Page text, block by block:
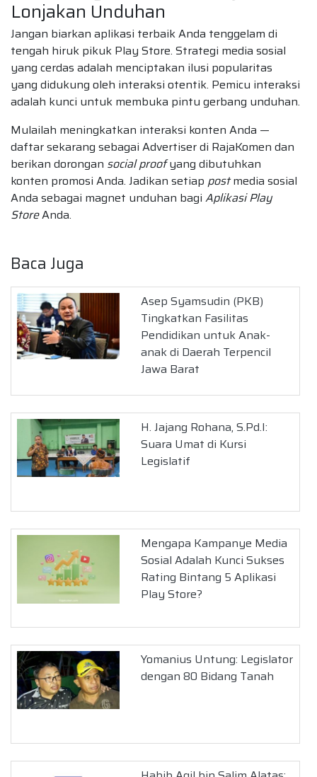
Lonjakan Unduhan
Jangan biarkan aplikasi terbaik Anda tenggelam di
tengah hiruk pikuk Play Store. Strategi media sosial
yang cerdas adalah menciptakan ilusi popularitas
yang didukung oleh interaksi otentik. Pemicu interaksi
adalah kunci untuk membuka pintu gerbang unduhan.
Mulailah meningkatkan interaksi konten Anda —
daftar sekarang sebagai Advertiser di RajaKomen dan
berikan dorongan social proofyang dibutuhkan
konten promosi Anda. Jadikan setiap postmedia sosial
Anda sebagai magnet unduhan bagi Aplikasi Play
StoreAnda.
Baca Juga
Asep Syamsudin (PKB)
Tingkatkan Fasilitas
Pendidikan untuk Anak-
anak di Daerah Terpencil
Jawa Barat
H. Jajang Rohana, S.Pd.I:
Suara Umat di Kursi
Legislatif
Mengapa Kampanye Media
Sosial Adalah Kunci Sukses
Rating Bintang 5 Aplikasi
Play Store?
Yomanius Untung: Legislator
dengan 80 Bidang Tanah